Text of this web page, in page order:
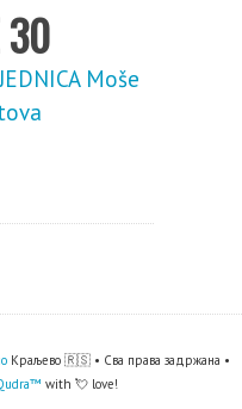
30
Moše
Краљево 🇷🇸 • Сва права задржана •
with 💘 love!